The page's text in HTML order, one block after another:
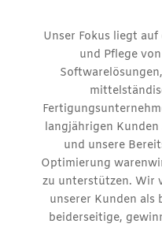
Unser Fokus liegt
und Pflege
langjährigen
und unsere
Optimierung
zu unterstützen. Wir
unserer Kunden als
beiderseitige,